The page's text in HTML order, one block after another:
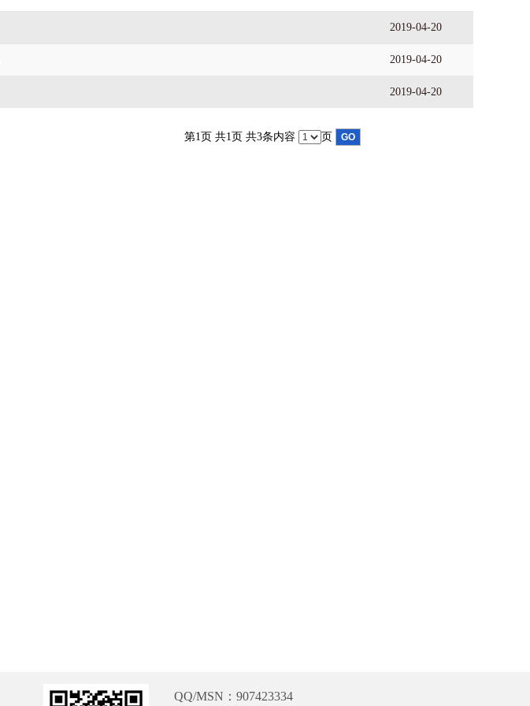
2019-04-20
2019-04-20
2019-04-20
第1页 共1页 共3条内容 页
QQ/MSN：907423334